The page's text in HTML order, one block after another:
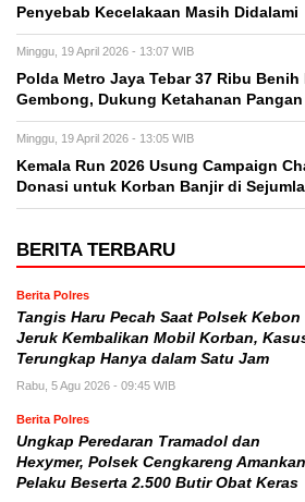
Penyebab Kecelakaan Masih Didalami
Minggu, 19 April 2026 - 13:07 WIB
Polda Metro Jaya Tebar 37 Ribu
Gembong, Dukung Ketahanan Pangan
Minggu, 19 April 2026 - 13:05 WIB
Kemala Run 2026 Usung Campaign
Donasi untuk Korban Banjir di
BERITA TERBARU
Berita Polres
Tangis Haru Pecah Saat Polsek Kebon
Jeruk Kembalikan Mobil Korban,
Terungkap Hanya dalam Satu Jam
Rabu, 5 Agu 2026 - 09:45 WIB
Berita Polres
Ungkap Peredaran Tramadol dan
Hexymer, Polsek Cengkareng Amankan
Pelaku Beserta 2.500 Butir Obat Keras